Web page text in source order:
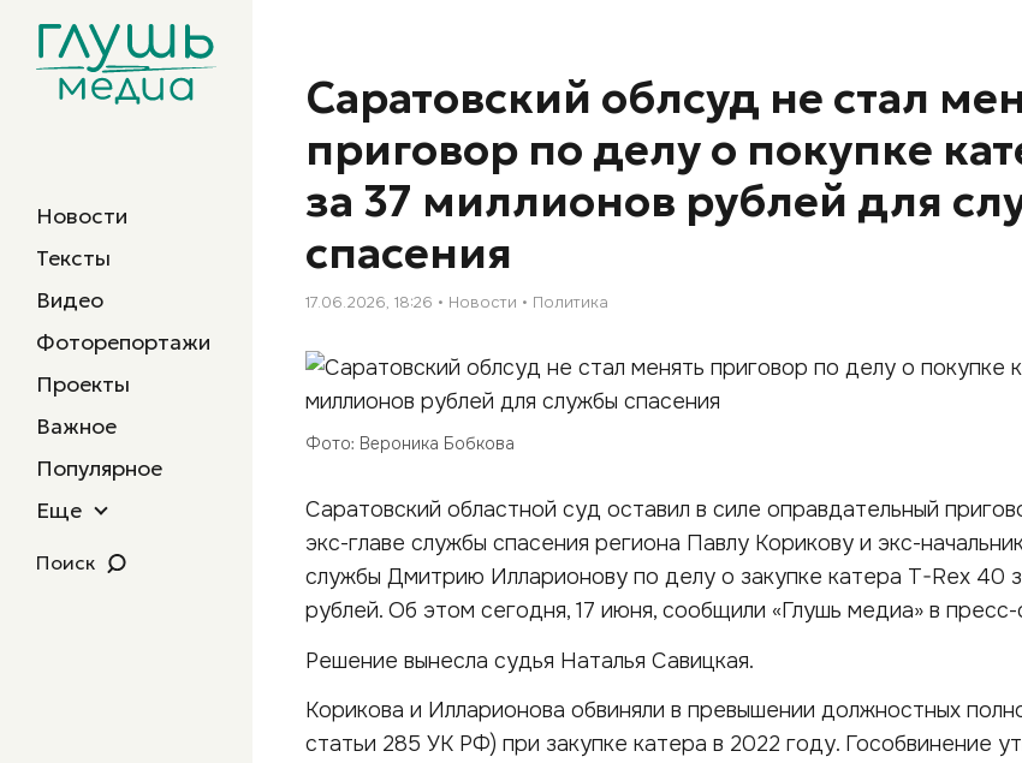
Новости
Тексты
Видео
Фоторепортажи
Проекты
Важное
Популярное
Еще
Поиск
Саратовский облсуд не стал
приговор по делу о покупке
за 37 миллионов рублей для
спасения
17.06.2026, 18:26 Новости Политика
Фото: Вероника Бобкова
Саратовский областной суд оставил в силе оправдательный
экс-главе службы спасения региона Павлу Корикову и экс-
службы Дмитрию Илларионову по делу о закупке катера T-Rex 40
рублей. Об этом сегодня, 17 июня, сообщили «Глушь медиа» в
Решение вынесла судья Наталья Савицкая.
Корикова и Илларионова обвиняли в превышении должностных
статьи 285 УК РФ) при закупке катера в 2022 году. Гособвинение